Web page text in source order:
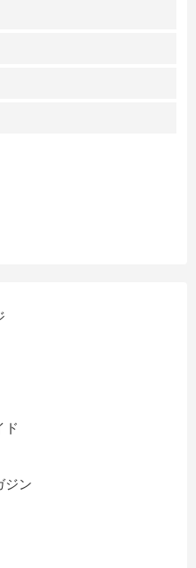
ド
ジン